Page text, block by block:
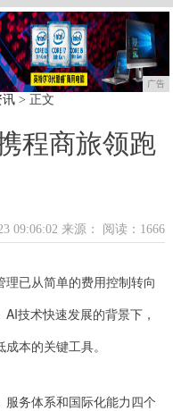
广告
讯> 正文
程商旅领跑
09:06:02 来源： 阅读：1666
已从简单的费用控制转向
技术快速发展的背景下，
本的关键工具。
务体系和国际化能力四个